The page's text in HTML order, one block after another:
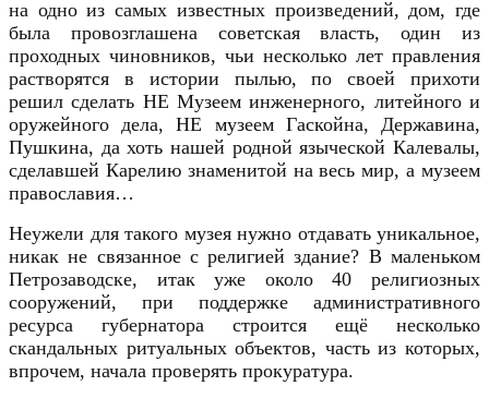
на одно из самых известных произведений, дом, где
была провозглашена советская власть, один из
проходных чиновников, чьи несколько лет правления
растворятся в истории пылью, по своей прихоти
решил сделать НЕ Музеем инженерного, литейного и
оружейного дела, НЕ музеем Гаскойна, Державина,
Пушкина, да хоть нашей родной языческой Калевалы,
сделавшей Карелию знаменитой на весь мир, а музеем
православия…
Неужели для такого музея нужно отдавать уникальное,
никак не связанное с религией здание? В маленьком
Петрозаводске, итак уже около 40 религиозных
сооружений, при поддержке административного
ресурса губернатора строится ещё несколько
скандальных ритуальных объектов, часть из которых,
впрочем, начала проверять прокуратура.